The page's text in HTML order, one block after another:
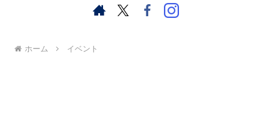
ホーム イベント